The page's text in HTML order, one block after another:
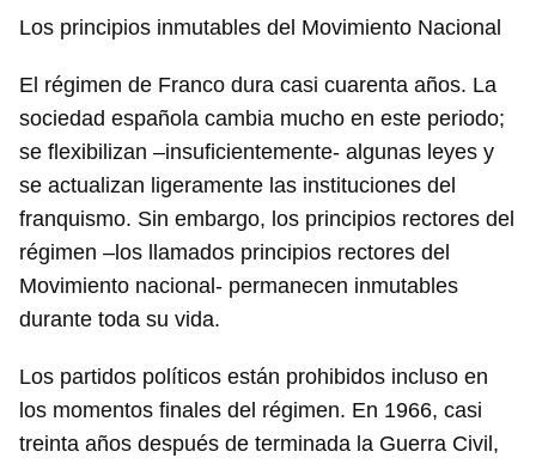
Los principios inmutables del Movimiento Nacional
El régimen de Franco dura casi cuarenta años. La
sociedad española cambia mucho en este periodo;
se flexibilizan –insuficientemente- algunas leyes y
se actualizan ligeramente las instituciones del
franquismo. Sin embargo, los principios rectores del
régimen –los llamados principios rectores del
Movimiento nacional- permanecen inmutables
durante toda su vida.
Los partidos políticos están prohibidos incluso en
los momentos finales del régimen. En 1966, casi
treinta años después de terminada la Guerra Civil,